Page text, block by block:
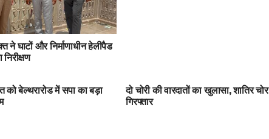
ने घाटों और निर्माणाधीन हेलीपैड
को बेल्थरारोड में सपा का बड़ा दो चोरी की वारदातों का खुलासा, शातिर चोर
गिरफ्तार